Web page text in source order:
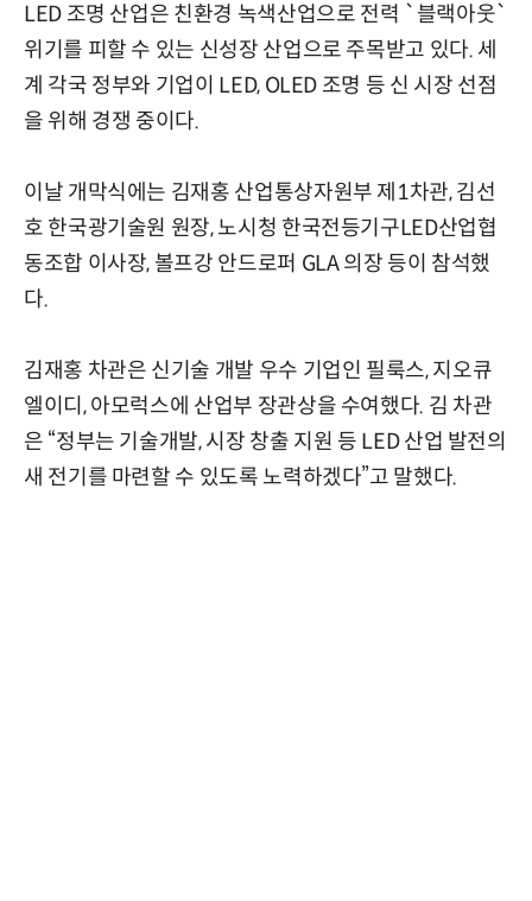
LED 조명 산업은 친환경 녹색산업으로 전력 `블랙아웃`
위기를 피할 수 있는 신성장 산업으로 주목받고 있다. 세
계 각국 정부와 기업이 LED, OLED 조명 등 신 시장 선점
을 위해 경쟁 중이다.
이날 개막식에는 김재홍 산업통상자원부 제1차관, 김선
호 한국광기술원 원장, 노시청 한국전등기구LED산업협
동조합 이사장, 볼프강 안드로퍼 GLA 의장 등이 참석했
다.
김재홍 차관은 신기술 개발 우수 기업인 필룩스, 지오큐
엘이디, 아모럭스에 산업부 장관상을 수여했다. 김 차관
은 “정부는 기술개발, 시장 창출 지원 등 LED 산업 발전의
새 전기를 마련할 수 있도록 노력하겠다”고 말했다.